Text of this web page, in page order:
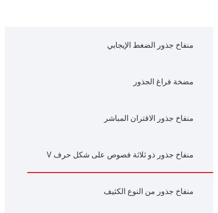
منفاخ جذور الضغط الإيجابي
مضخة فراغ الجذور
منفاخ جذور الاقتران المباشر
منفاخ جذور ذو ثلاثة فصوص على شكل حرف V
منفاخ جذور من النوع الكثيف